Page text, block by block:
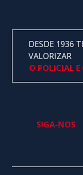
DESDE 1936
VALORIZAR
O POLICIAL
SIGA-NOS